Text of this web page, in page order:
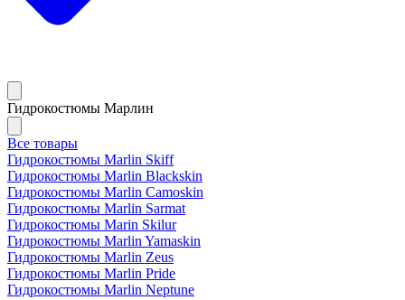
Гидрокостюмы Марлин
Все товары
Гидрокостюмы Marlin Skiff
Гидрокостюмы Marlin Blackskin
Гидрокостюмы Marlin Camoskin
Гидрокостюмы Marlin Sarmat
Гидрокостюмы Marin Skilur
Гидрокостюмы Marlin Yamaskin
Гидрокостюмы Marlin Zeus
Гидрокостюмы Marlin Pride
Гидрокостюмы Marlin Neptune